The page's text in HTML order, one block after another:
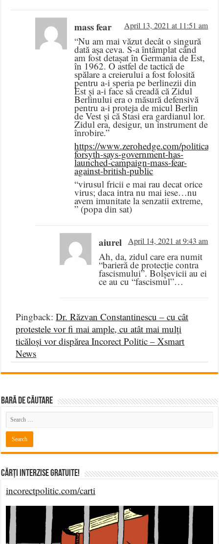
mass fear April 13, 2021 at 11:51 am
“Nu am mai văzut decât o singură
dată așa ceva. S-a întâmplat când
am fost detașat în Germania de Est,
în 1962. O astfel de tactică de
spălare a creierului a fost folosită
pentru a-i speria pe berlinezii din
Est și a-i face să creadă că Zidul
Berlinului era o măsură defensivă
pentru a-i proteja de micul Berlin
de Vest și că Stasi era gardianul lor.
Zidul era, desigur, un instrument de
înrobire.”
https://www.zerohedge.com/political/
forsyth-says-government-has-
launched-campaign-mass-fear-
against-british-public
“virusul fricii e mai rau decat orice
virus; daca intra nu mai iese…nu
avem imunitate la senzatii extreme,
” (popa din sat)
aiurel April 14, 2021 at 9:43 am
Ah, da, zidul care era numit
“barieră de protecție contra
fascismului”. Bolșevicii au ei
ce au cu “fascismul”…
Pingback:Dr. Răzvan Constantinescu – cu cât
protestele vor fi mai ample, cu atât mai mulți
ticăloși vor dispărea Incorect Politic – Xsmart
News
BARĂ DE CĂUTARE
Cărți Interzise Gratuite!
incorectpolitic.com/carti